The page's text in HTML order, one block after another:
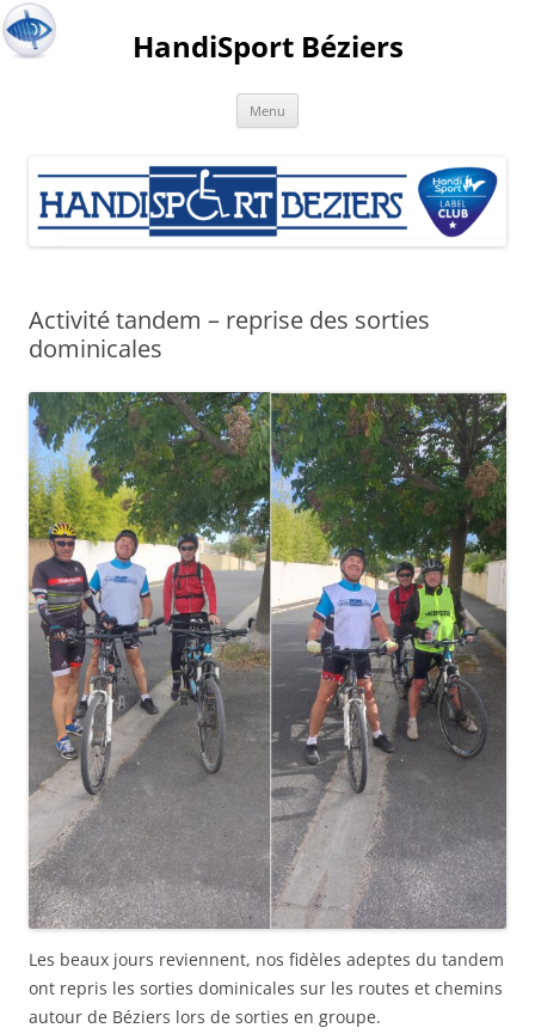
HandiSport Béziers
Menu
Activité tandem – reprise des sorties
dominicales
Les beaux jours reviennent, nos fidèles adeptes du tandem
ont repris les sorties dominicales sur les routes et chemins
autour de Béziers lors de sorties en groupe.